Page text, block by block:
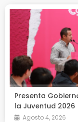
Presenta
la Juventud 2026
Agosto 4, 2026